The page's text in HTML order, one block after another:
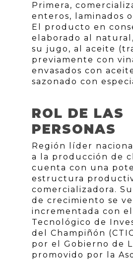
Primera,
enteros, laminados
El producto en
elaborado al
su jugo, al aceite
previamente con
envasados con
sazonado con
ROL DE LAS
PERSONAS
Región líder
a la producción de
cuenta con una
estructura
comercializadora.
de crecimiento se ve
incrementada con
Tecnológico de
del Champiñón
por el Gobierno de
promovido por la